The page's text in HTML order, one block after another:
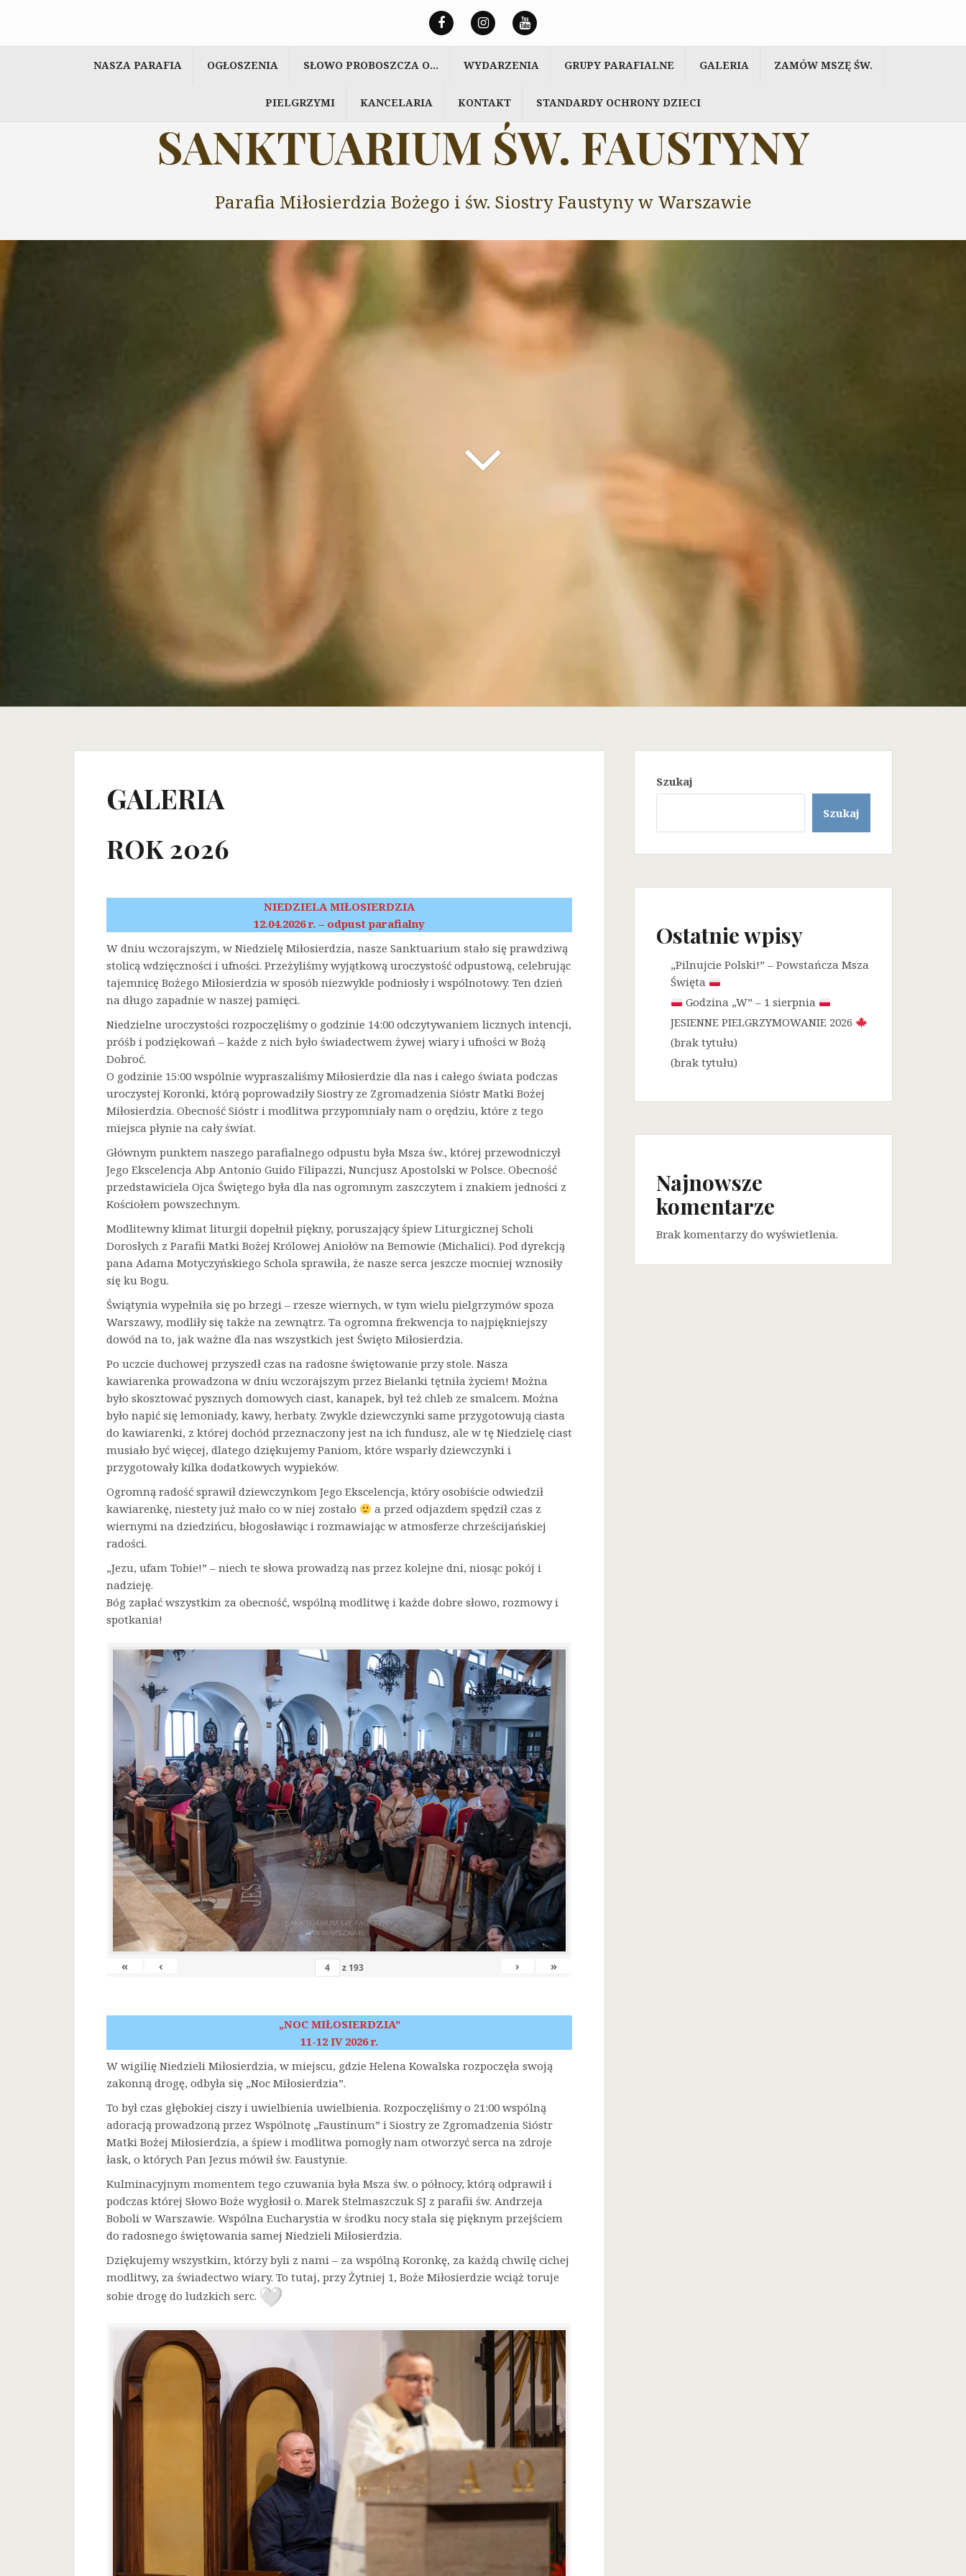
treści
NASZA PARAFIA OGŁOSZENIA SŁOWO PROBOSZCZA O… WYDARZENIA GRUPY PARAFIALNE GALERIA ZAMÓW MSZĘ ŚW.
PIELGRZYMI KANCELARIA KONTAKT STANDARDY OCHRONY DZIECI
SANKTUARIUM ŚW. FAUSTYNY
Parafia Miłosierdzia Bożego i św. Siostry Faustyny w Warszawie
GALERIA
ROK 2026
NIEDZIELA MIŁOSIERDZIA
12.04.2026 r. – odpust parafialny
W dniu wczorajszym, w Niedzielę Miłosierdzia, nasze Sanktuarium stało się prawdziwą
stolicą wdzięczności i ufności. Przeżyliśmy wyjątkową uroczystość odpustową, celebrując
tajemnicę Bożego Miłosierdzia w sposób niezwykle podniosły i wspólnotowy. Ten dzień
na długo zapadnie w naszej pamięci.
Niedzielne uroczystości rozpoczęliśmy o godzinie 14:00 odczytywaniem licznych intencji,
próśb i podziękowań – każde z nich było świadectwem żywej wiary i ufności w Bożą
Dobroć.
O godzinie 15:00 wspólnie wypraszaliśmy Miłosierdzie dla nas i całego świata podczas
uroczystej Koronki, którą poprowadziły Siostry ze Zgromadzenia Sióstr Matki Bożej
Miłosierdzia. Obecność Sióstr i modlitwa przypomniały nam o orędziu, które z tego
miejsca płynie na cały świat.
Głównym punktem naszego parafialnego odpustu była Msza św., której przewodniczył
Jego Ekscelencja Abp Antonio Guido Filipazzi, Nuncjusz Apostolski w Polsce. Obecność
przedstawiciela Ojca Świętego była dla nas ogromnym zaszczytem i znakiem jedności z
Kościołem powszechnym.
Modlitewny klimat liturgii dopełnił piękny, poruszający śpiew Liturgicznej Scholi
Dorosłych z Parafii Matki Bożej Królowej Aniołów na Bemowie (Michalici). Pod dyrekcją
pana Adama Motyczyńskiego Schola sprawiła, że nasze serca jeszcze mocniej wznosiły
się ku Bogu.
Świątynia wypełniła się po brzegi – rzesze wiernych, w tym wielu pielgrzymów spoza
Warszawy, modliły się także na zewnątrz. Ta ogromna frekwencja to najpiękniejszy
dowód na to, jak ważne dla nas wszystkich jest Święto Miłosierdzia.
Po uczcie duchowej przyszedł czas na radosne świętowanie przy stole. Nasza
kawiarenka prowadzona w dniu wczorajszym przez Bielanki tętniła życiem! Można
było skosztować pysznych domowych ciast, kanapek, był też chleb ze smalcem. Można
było napić się lemoniady, kawy, herbaty. Zwykle dziewczynki same przygotowują ciasta
do kawiarenki, z której dochód przeznaczony jest na ich fundusz, ale w tę Niedzielę ciast
musiało być więcej, dlatego dziękujemy Paniom, które wsparły dziewczynki i
przygotowały kilka dodatkowych wypieków.
Ogromną radość sprawił dziewczynkom Jego Ekscelencja, który osobiście odwiedził
kawiarenkę, niestety już mało co w niej zostało
a przed odjazdem spędził czas z
wiernymi na dziedzińcu, błogosławiąc i rozmawiając w atmosferze chrześcijańskiej
radości.
„Jezu, ufam Tobie!” – niech te słowa prowadzą nas przez kolejne dni, niosąc pokój i
nadzieję.
Bóg zapłać wszystkim za obecność, wspólną modlitwę i każde dobre słowo, rozmowy i
spotkania!
« ‹ z 193 › »
„NOC MIŁOSIERDZIA”
11-12 IV 2026 r.
W wigilię Niedzieli Miłosierdzia, w miejscu, gdzie Helena Kowalska rozpoczęła swoją
zakonną drogę, odbyła się „Noc Miłosierdzia”.
To był czas głębokiej ciszy i uwielbienia uwielbienia. Rozpoczęliśmy o 21:00 wspólną
adoracją prowadzoną przez Wspólnotę „Faustinum” i Siostry ze Zgromadzenia Sióstr
Matki Bożej Miłosierdzia, a śpiew i modlitwa pomogły nam otworzyć serca na zdroje
łask, o których Pan Jezus mówił św. Faustynie.
Kulminacyjnym momentem tego czuwania była Msza św. o północy, którą odprawił i
podczas której Słowo Boże wygłosił o. Marek Stelmaszczuk SJ z parafii św. Andrzeja
Boboli w Warszawie. Wspólna Eucharystia w środku nocy stała się pięknym przejściem
do radosnego świętowania samej Niedzieli Miłosierdzia.
Dziękujemy wszystkim, którzy byli z nami – za wspólną Koronkę, za każdą chwilę cichej
modlitwy, za świadectwo wiary. To tutaj, przy Żytniej 1, Boże Miłosierdzie wciąż toruje
sobie drogę do ludzkich serc.
Szukaj
Szukaj
Ostatnie wpisy
„Pilnujcie Polski!” – Powstańcza Msza
Święta
Godzina „W” – 1 sierpnia
JESIENNE PIELGRZYMOWANIE 2026
(brak tytułu)
(brak tytułu)
Najnowsze
komentarze
Brak komentarzy do wyświetlenia.